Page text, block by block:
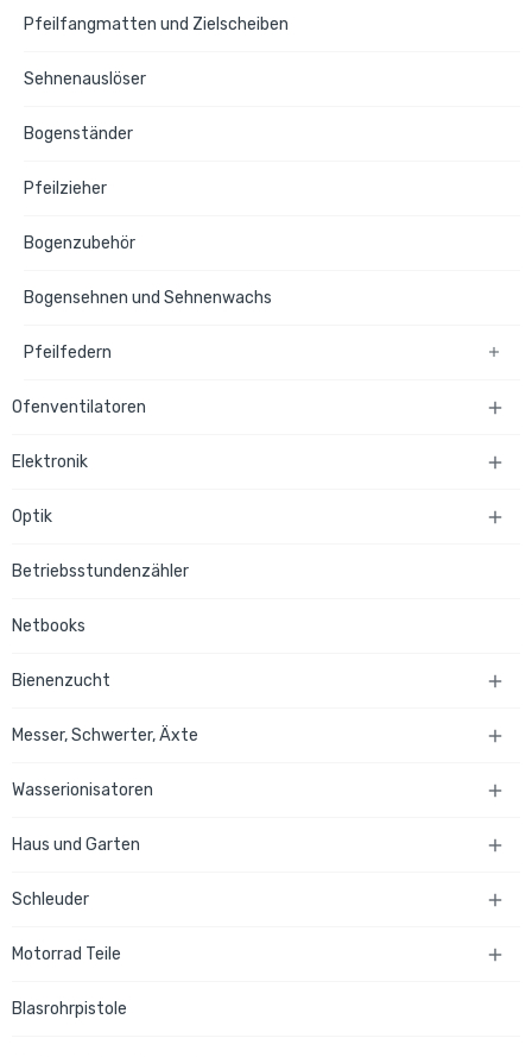
Pfeilfangmatten und Zielscheiben
Sehnenauslöser
Bogenständer
Pfeilzieher
Bogenzubehör
Bogensehnen und Sehnenwachs
Pfeilfedern 
Ofenventilatoren 
Elektronik 
Optik 
Betriebsstundenzähler
Netbooks
Bienenzucht 
Messer, Schwerter, Äxte 
Wasserionisatoren 
Haus und Garten 
Schleuder 
Motorrad Teile 
Blasrohrpistole